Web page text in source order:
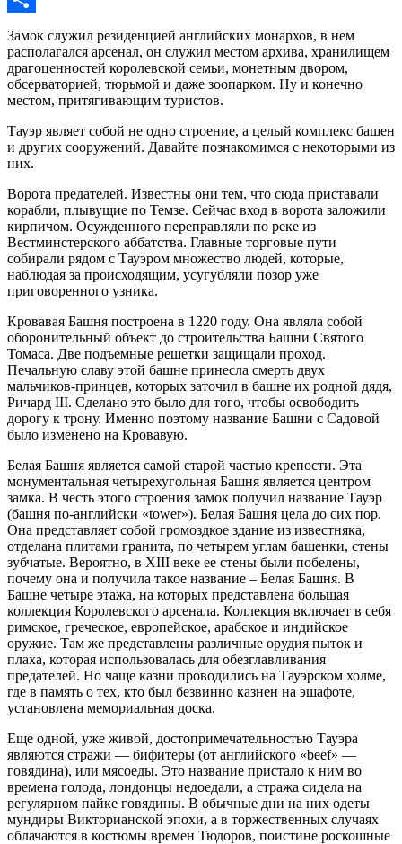
Отправить
Замок служил резиденцией английских монархов, в нем
располагался арсенал, он служил местом архива, хранилищем
драгоценностей королевской семьи, монетным двором,
обсерваторией, тюрьмой и даже зоопарком. Ну и конечно
местом, притягивающим туристов.
Тауэр являет собой не одно строение, а целый комплекс башен
и других сооружений. Давайте познакомимся с некоторыми из
них.
Ворота предателей. Известны они тем, что сюда приставали
корабли, плывущие по Темзе. Сейчас вход в ворота заложили
кирпичом. Осужденного переправляли по реке из
Вестминстерского аббатства. Главные торговые пути
собирали рядом с Тауэром множество людей, которые,
наблюдая за происходящим, усугубляли позор уже
приговоренного узника.
Кровавая Башня построена в 1220 году. Она являла собой
оборонительный объект до строительства Башни Святого
Томаса. Две подъемные решетки защищали проход.
Печальную славу этой башне принесла смерть двух
мальчиков-принцев, которых заточил в башне их родной дядя,
Ричард III. Сделано это было для того, чтобы освободить
дорогу к трону. Именно поэтому название Башни с Садовой
было изменено на Кровавую.
Белая Башня является самой старой частью крепости. Эта
монументальная четырехугольная Башня является центром
замка. В честь этого строения замок получил название Тауэр
(башня по-английски «tower»). Белая Башня цела до сих пор.
Она представляет собой громоздкое здание из известняка,
отделана плитами гранита, по четырем углам башенки, стены
зубчатые. Вероятно, в XIII веке ее стены были побелены,
почему она и получила такое название – Белая Башня. В
Башне четыре этажа, на которых представлена большая
коллекция Королевского арсенала. Коллекция включает в себя
римское, греческое, европейское, арабское и индийское
оружие. Там же представлены различные орудия пыток и
плаха, которая использовалась для обезглавливания
предателей. Но чаще казни проводились на Тауэрском холме,
где в память о тех, кто был безвинно казнен на эшафоте,
установлена мемориальная доска.
Еще одной, уже живой, достопримечательностью Тауэра
являются стражи — бифитеры (от английского «beef» —
говядина), или мясоеды. Это название пристало к ним во
времена голода, лондонцы недоедали, а стража сидела на
регулярном пайке говядины. В обычные дни на них одеты
мундиры Викторианской эпохи, а в торжественных случаях
облачаются в костюмы времен Тюдоров, поистине роскошные